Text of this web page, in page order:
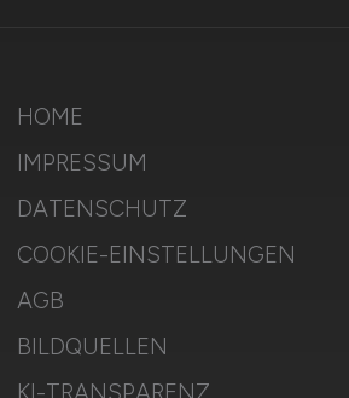
HOME
IMPRESSUM
DATENSCHUTZ
COOKIE-EINSTELLUNGEN
AGB
BILDQUELLEN